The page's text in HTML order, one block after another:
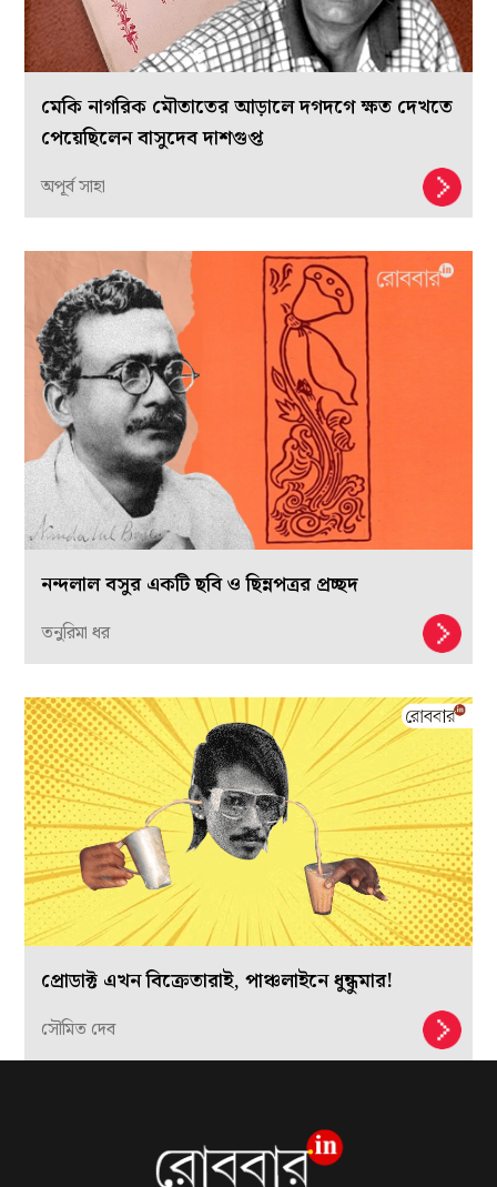
মেকি নাগরিক মৌতাতের আড়ালে দগদগে ক্ষত দেখতে
পেয়েছিলেন বাসুদেব দাশগুপ্ত
অপূর্ব সাহা
নন্দলাল বসুর একটি ছবি ও ছিন্নপত্রর প্রচ্ছদ
তনুরিমা ধর
প্রোডাক্ট এখন বিক্রেতারাই, পাঞ্চলাইনে ধুন্ধুমার!
সৌমিত দেব